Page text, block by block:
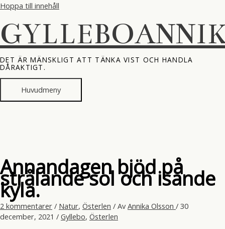
Hoppa till innehåll
DET ÄR MÄNSKLIGT ATT TÄNKA VIST OCH HANDLA
DÅRAKTIGT.
Huvudmeny
Annandagen bjöd på
strålande sol och isande
kyla.
2 kommentarer / Natur, Österlen / Av Annika Olsson / 30
december, 2021 / Gyllebo, Österlen